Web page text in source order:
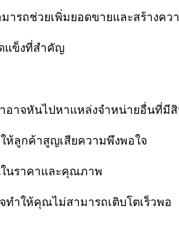
ารถช่วยเพิ่มยอดขายและสร้างค
แข็งที่สำคัญ
าจหันไปหาแหล่งจำหน่ายอื่นที่มี
ห้ลูกค้าสูญเสียความพึงพอใจ
นราคาและคุณภาพ
ำให้คุณไม่สามารถเติบโตเร็วพอ